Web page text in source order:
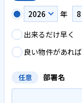
年
出来るだけ早く
良い物件があれば
任意 部署名